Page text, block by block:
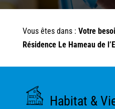
Vous êtes dans : Votre
Résidence Le Hameau de
Habitat &